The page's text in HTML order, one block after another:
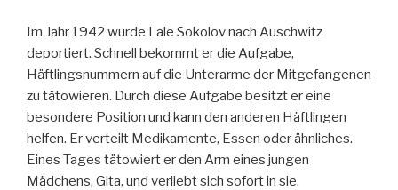
Im Jahr 1942 wurde Lale Sokolov nach Auschwitz
deportiert. Schnell bekommt er die Aufgabe,
Häftlingsnummern auf die Unterarme der Mitgefangenen
zu tätowieren. Durch diese Aufgabe besitzt er eine
besondere Position und kann den anderen Häftlingen
helfen. Er verteilt Medikamente, Essen oder ähnliches.
Eines Tages tätowiert er den Arm eines jungen
Mädchens, Gita, und verliebt sich sofort in sie.